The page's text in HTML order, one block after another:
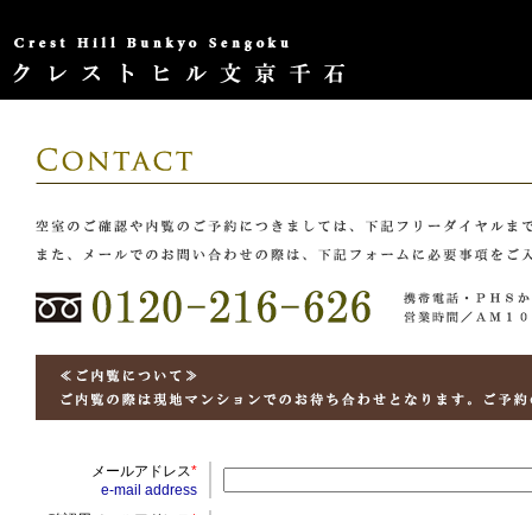
メールアドレス*
e-mail address